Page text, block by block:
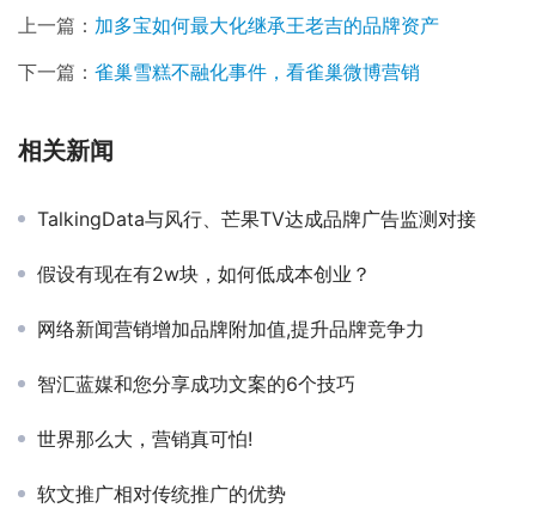
上一篇： 加多宝如何最大化继承王老吉的品牌资产
下一篇： 雀巢雪糕不融化事件，看雀巢微博营销
相关新闻
TalkingData与风行、芒果TV达成品牌广告监测对接
假设有现在有2w块，如何低成本创业？
网络新闻营销增加品牌附加值,提升品牌竞争力
智汇蓝媒和您分享成功文案的6个技巧
世界那么大，营销真可怕!
软文推广相对传统推广的优势